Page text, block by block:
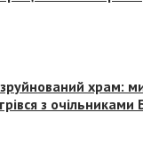
храм:
з очільниками